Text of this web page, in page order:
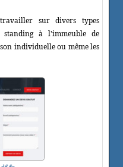
sur divers types
standing à l'immeuble de
individuelle ou même les